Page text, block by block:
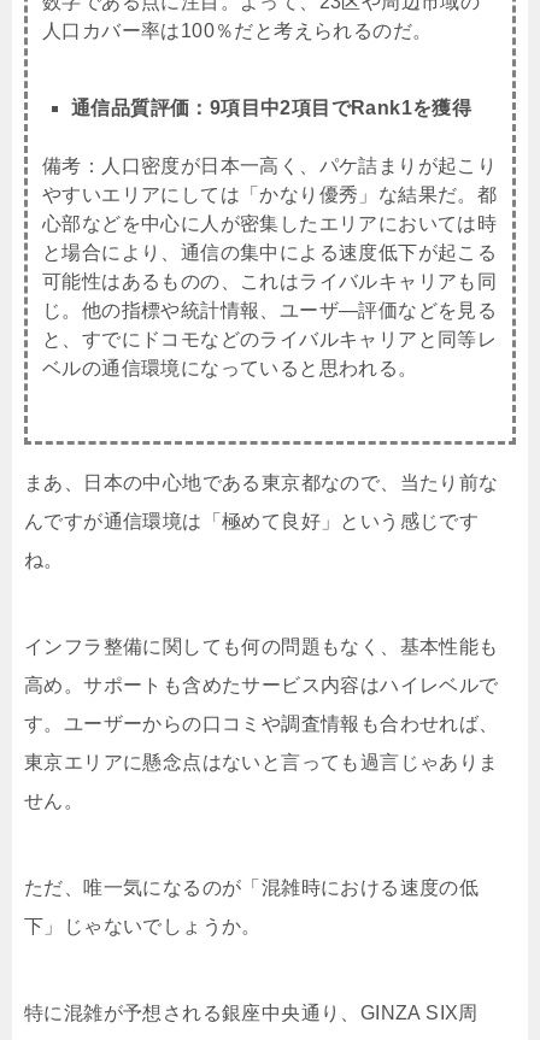
人口カバー率は100％だと考えられるのだ。
通信品質評価：9項目中2項目でRank1を獲得
備考：人口密度が日本一高く、パケ詰まりが起こり
やすいエリアにしては「かなり優秀」な結果だ。都
心部などを中心に人が密集したエリアにおいては時
と場合により、通信の集中による速度低下が起こる
可能性はあるものの、これはライバルキャリアも同
じ。他の指標や統計情報、ユーザ―評価などを見る
と、すでにドコモなどのライバルキャリアと同等レ
ベルの通信環境になっていると思われる。
まあ、日本の中心地である東京都なので、当たり前な
んですが通信環境は「極めて良好」という感じです
ね。
インフラ整備に関しても何の問題もなく、基本性能も
高め。サポートも含めたサービス内容はハイレベルで
す。ユーザーからの口コミや調査情報も合わせれば、
東京エリアに懸念点はないと言っても過言じゃありま
せん。
ただ、唯一気になるのが「混雑時における速度の低
下」じゃないでしょうか。
特に混雑が予想される銀座中央通り、GINZA SIX周